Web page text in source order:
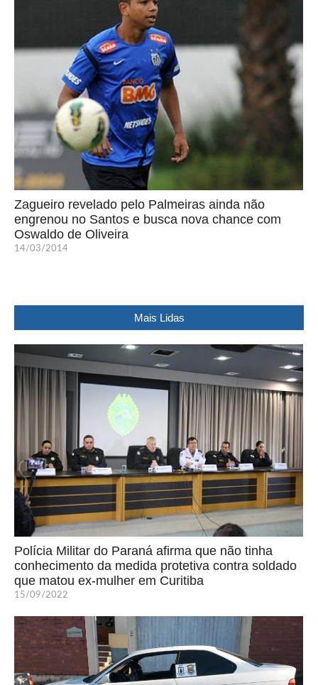
Zagueiro revelado pelo Palmeiras ainda não
engrenou no Santos e busca nova chance com
Oswaldo de Oliveira
14/03/2014
Mais Lidas
Polícia Militar do Paraná afirma que não tinha
conhecimento da medida protetiva contra soldado
que matou ex-mulher em Curitiba
15/09/2022